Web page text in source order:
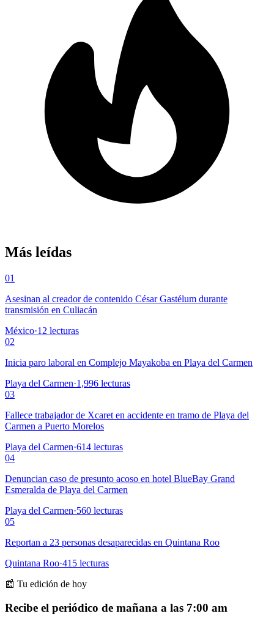
Más leídas
01
Asesinan al creador de contenido César Gastélum durante
transmisión en Culiacán
México·12 lecturas
02
Inicia paro laboral en Complejo Mayakoba en Playa del Carmen
Playa del Carmen·1,996 lecturas
03
Fallece trabajador de Xcaret en accidente en tramo de Playa del
Carmen a Puerto Morelos
Playa del Carmen·614 lecturas
04
Denuncian caso de presunto acoso en hotel BlueBay Grand
Esmeralda de Playa del Carmen
Playa del Carmen·560 lecturas
05
Reportan a 23 personas desaparecidas en Quintana Roo
Quintana Roo·415 lecturas
📰 Tu edición de hoy
Recibe el periódico de mañana a las 7:00 am